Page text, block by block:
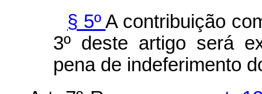
§ 5ºA contribuição
3º deste artigo será
pena de indeferimento